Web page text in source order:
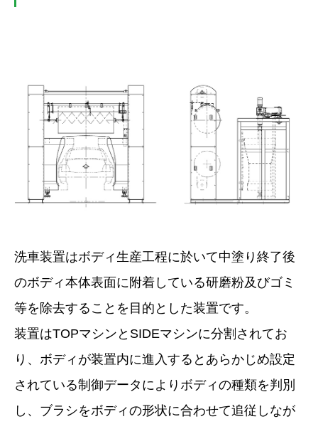
洗車装置はボディ生産工程に於いて中塗り終了後
のボディ本体表面に附着している研磨粉及びゴミ
等を除去することを目的とした装置です。
装置はTOPマシンとSIDEマシンに分割されてお
り、ボディが装置内に進入するとあらかじめ設定
されている制御データによりボディの種類を判別
し、ブラシをボディの形状に合わせて追従しなが